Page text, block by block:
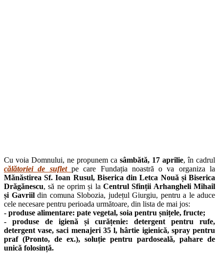
Cu voia Domnului, ne propunem ca sâmbătă, 17 aprilie, în cadrul
călătoriei de suflet pe care Fundația noastră o va organiza la
Mănăstirea Sf. Ioan Rusul, Biserica din Letca Nouă și Biserica
Drăgănescu, să ne oprim și la Centrul Sfinții Arhangheli Mihail
și Gavriildin comuna Slobozia, județul Giurgiu, pentru a le aduce
cele necesare pentru perioada următoare, din lista de mai jos:
- produse alimentare: pate vegetal, soia pentru șnițele, fructe;
- produse de igienă și curățenie: detergent pentru rufe,
detergent vase, saci menajeri 35 l, hârtie igienică, spray pentru
praf (Pronto, de ex.), soluție pentru pardoseală, pahare de
unică folosință.